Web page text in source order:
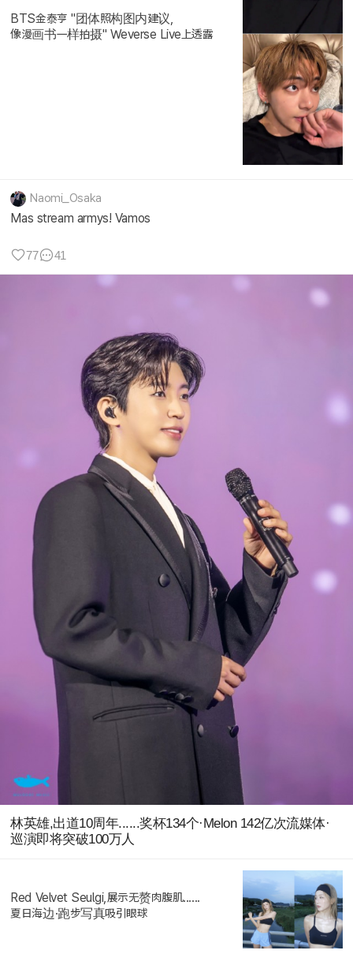
BTS金泰亨 "团体照构图内建议,
像漫画书一样拍摄" Weverse Live上透露
Naomi_Osaka
Mas stream armys! Vamos
77 41
林英雄,出道10周年......奖杯134个·Melon 142亿次流媒体·
巡演即将突破100万人
Red Velvet Seulgi,展示无赘肉腹肌......
夏日海边·跑步写真吸引眼球